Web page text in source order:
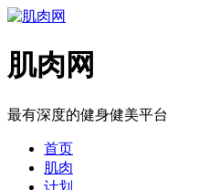
肌肉网
最有深度的健身健美平台
首页
肌肉
计划